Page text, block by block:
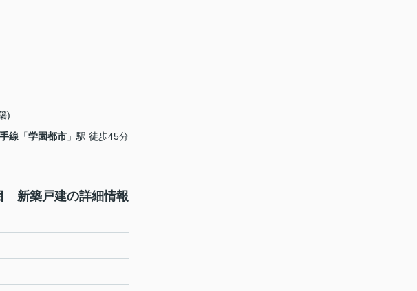
)
線 「学園都市 」駅 徒歩45分
新築戸建の詳細情報